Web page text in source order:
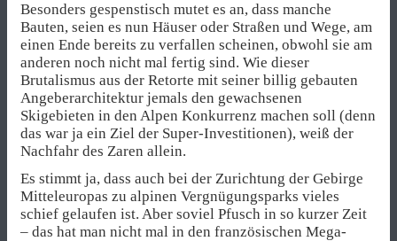
Besonders gespenstisch mutet es an, dass manche
Bauten, seien es nun Häuser oder Straßen und Wege, am
einen Ende bereits zu verfallen scheinen, obwohl sie am
anderen noch nicht mal fertig sind. Wie dieser
Brutalismus aus der Retorte mit seiner billig gebauten
Angeberarchitektur jemals den gewachsenen
Skigebieten in den Alpen Konkurrenz machen soll (denn
das war ja ein Ziel der Super-Investitionen), weiß der
Nachfahr des Zaren allein.
Es stimmt ja, dass auch bei der Zurichtung der Gebirge
Mitteleuropas zu alpinen Vergnügungsparks vieles
schief gelaufen ist. Aber soviel Pfusch in so kurzer Zeit
– das hat man nicht mal in den französischen Mega-